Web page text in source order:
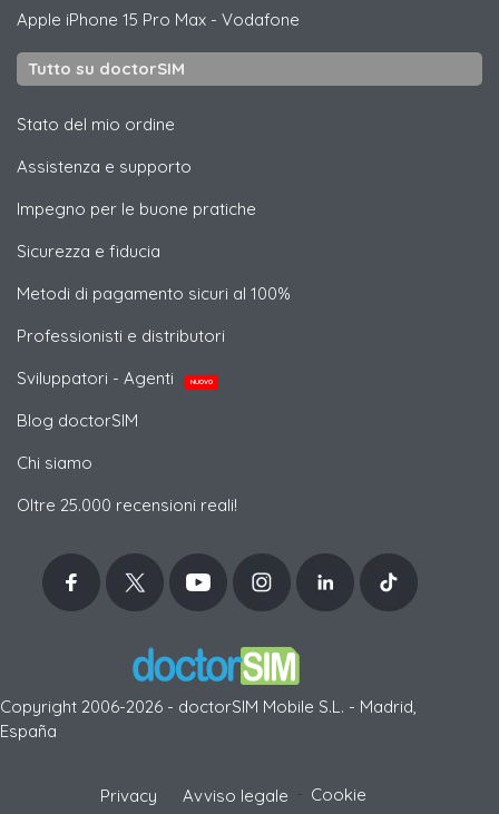
Apple iPhone 15 Pro Max - Vodafone
Tutto su doctorSIM
Stato del mio ordine
Assistenza e supporto
Impegno per le buone pratiche
Sicurezza e fiducia
Metodi di pagamento sicuri al 100%
Professionisti e distributori
Sviluppatori - Agenti
NUOVO
Blog doctorSIM
Chi siamo
Oltre 25.000 recensioni reali!
Copyright 2006-2026 - doctorSIM Mobile S.L. - Madrid,
España
Privacy Avviso legale Cookie